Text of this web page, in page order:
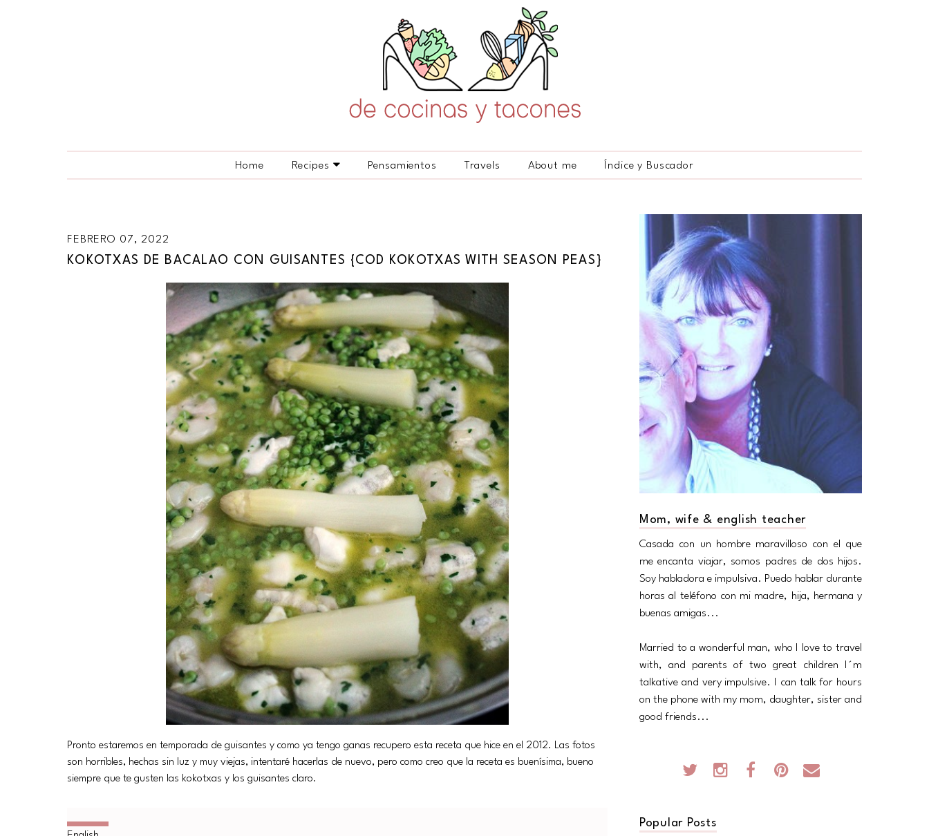
Home Recipes Pensamientos Travels About me Índice y Buscador
FEBRERO 07, 2022
KOKOTXAS DE BACALAO CON GUISANTES {COD KOKOTXAS WITH SEASON PEAS}
Pronto estaremos en temporada de guisantes y como ya tengo ganas recupero esta receta que hice en el 2012. Las fotos
son horribles, hechas sin luz y muy viejas, intentaré hacerlas de nuevo, pero como creo que la receta es buenísima, bueno
siempre que te gusten las kokotxas y los guisantes claro.
Mom, wife & english teacher
Casada con un hombre maravilloso con el que
me encanta viajar, somos padres de dos hijos.
Soy habladora e impulsiva. Puedo hablar durante
horas al teléfono con mi madre, hija, hermana y
buenas amigas...
Married to a wonderful man, who I love to travel
with, and parents of two great children I´m
talkative and very impulsive. I can talk for hours
on the phone with my mom, daughter, sister and
good friends...
Popular Posts